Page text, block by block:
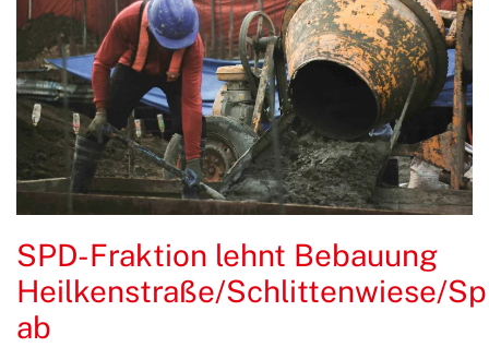
SPD-Fraktion lehnt Bebauung
Heilkenstraße/Schlittenwiese/
ab